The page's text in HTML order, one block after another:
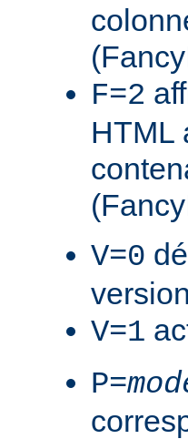
F=2
HTML
V=0
version
V=1
P=